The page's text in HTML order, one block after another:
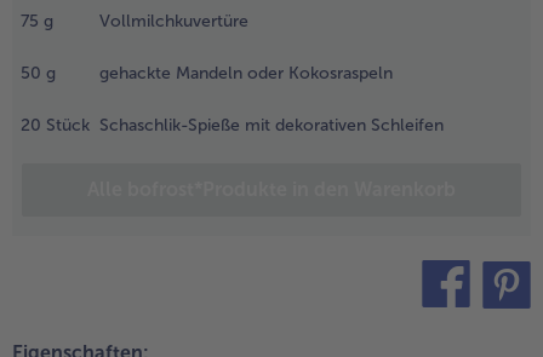
75 g Vollmilchkuvertüre
50 g gehackte Mandeln oder Kokosraspeln
20 Stück Schaschlik-Spieße mit dekorativen Schleifen
Den
Arbeitsfläche
Stange
Pops